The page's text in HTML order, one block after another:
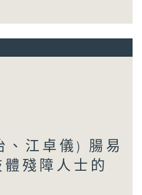
、江卓儀) 腸易
殘障人士的